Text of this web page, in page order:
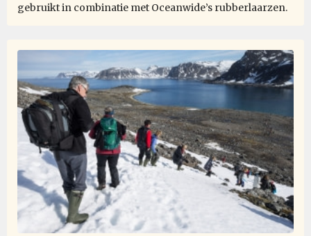
gebruikt in combinatie met Oceanwide’s rubberlaarzen.